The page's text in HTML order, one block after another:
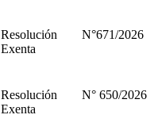
Resolución
Exenta
N°671/2026
Resolución
Exenta
N° 650/2026